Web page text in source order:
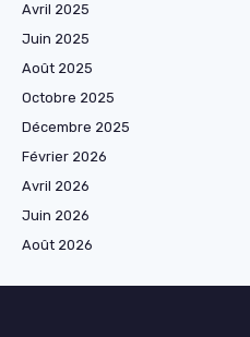
Avril 2025
Juin 2025
Août 2025
Octobre 2025
Décembre 2025
Février 2026
Avril 2026
Juin 2026
Août 2026